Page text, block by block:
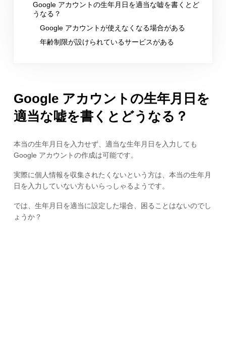
Google アカウントの生年月日を適当な嘘を書くとど
うなる？
Google アカウントが使えなくなる場合がある
年齢制限が設けられているサービスがある
Google アカウントの生年月日を
適当な嘘を書くとどうなる？
本当の生年月日を入力せず、適当な生年月日を入力しても
Google アカウントの作成は可能です。
実際に個人情報を収集されたくないという方は、本当の生年月
日を入力していない方もいらっしゃるようです。
では、生年月日を適当に設定した場合、困ることはないのでし
ょうか？